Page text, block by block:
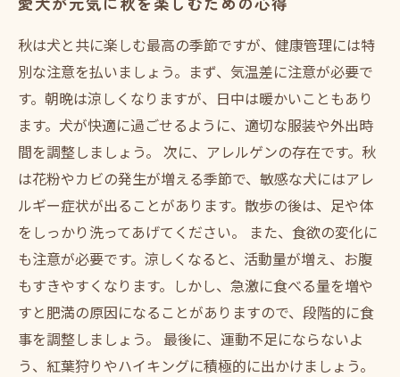
秋は犬と共に楽しむ最高の季節ですが、健康管理には特
別な注意を払いましょう。まず、気温差に注意が必要で
す。朝晩は涼しくなりますが、日中は暖かいこともあり
ます。犬が快適に過ごせるように、適切な服装や外出時
間を調整しましょう。 次に、アレルゲンの存在です。秋
は花粉やカビの発生が増える季節で、敏感な犬にはアレ
ルギー症状が出ることがあります。散歩の後は、足や体
をしっかり洗ってあげてください。 また、食欲の変化に
も注意が必要です。涼しくなると、活動量が増え、お腹
もすきやすくなります。しかし、急激に食べる量を増や
すと肥満の原因になることがありますので、段階的に食
事を調整しましょう。 最後に、運動不足にならないよ
う、紅葉狩りやハイキングに積極的に出かけましょう。